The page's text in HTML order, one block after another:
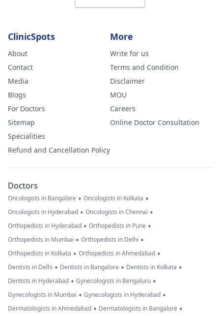
ClinicSpots
About
Contact
Media
Blogs
For Doctors
Sitemap
Specialities
Refund and Cancellation Policy
More
Write for us
Terms and Condition
Disclaimer
MOU
Careers
Online Doctor Consultation
Doctors
Oncologists in Bangalore • Oncologists in Kolkata •
Oncologists in Hyderabad • Oncologists in Chennai •
Orthopedists in Hyderabad • Orthopedists in Pune •
Orthopedists in Mumbai • Orthopedists in Delhi •
Orthopedists in Kolkata • Orthopedists in Ahmedabad •
Dentists in Delhi • Dentists in Bangalore • Dentists in Kolkata •
Dentists in Hyderabad • Gynecologists in Bengaluru •
Gynecologists in Mumbai • Gynecologists in Hyderabad •
Dermatologists in Ahmedabad • Dermatologists in Bangalore •